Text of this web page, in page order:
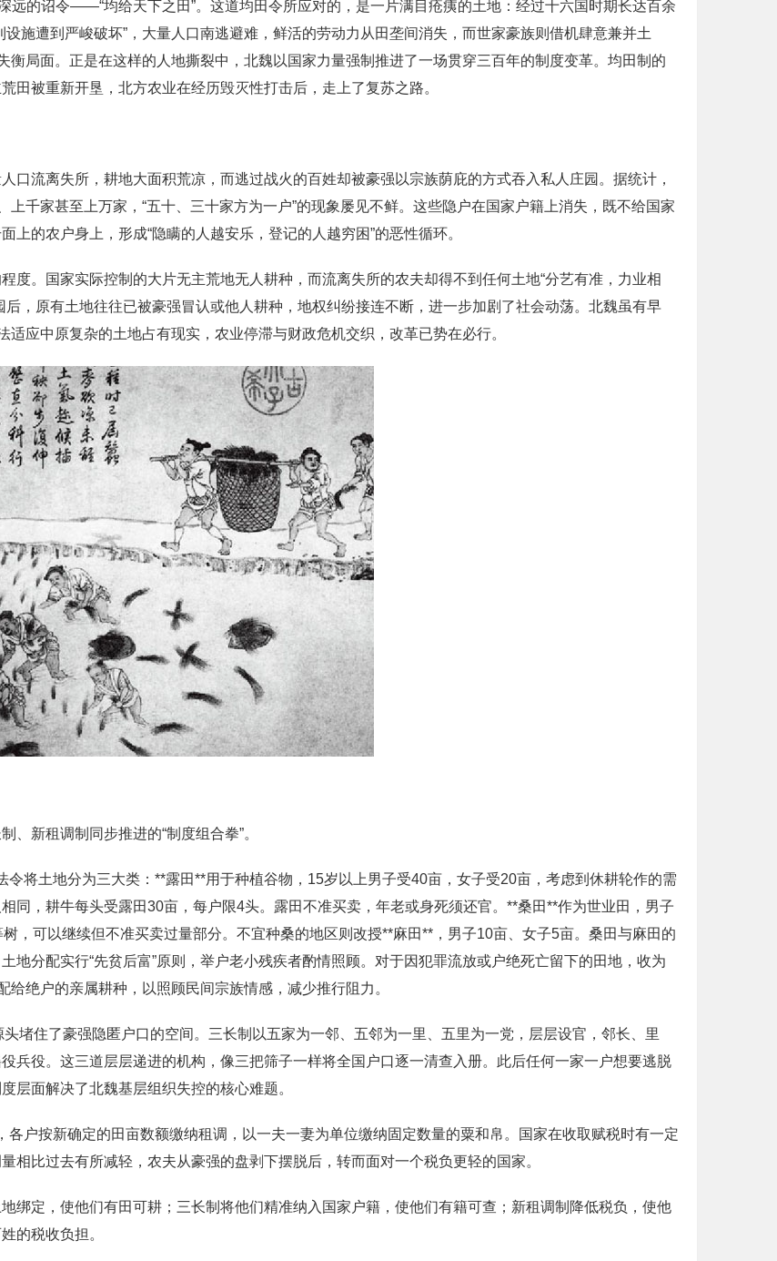
远的诏令——“均给天下之田”。这道均田令所应对的，是一片满目疮痍的土地：经过十六国时期长达百余
施遭到严峻破坏”，大量人口南逃避难，鲜活的劳动力从田垄间消失，而世家豪族则借机肆意兼并土
衡局面。正是在这样的人地撕裂中，北魏以国家力量强制推进了一场贯穿三百年的制度变革。均田制的
田被重新开垦，北方农业在经历毁灭性打击后，走上了复苏之路。
口流离失所，耕地大面积荒凉，而逃过战火的百姓却被豪强以宗族荫庇的方式吞入私人庄园。据统计，
上千家甚至上万家，“五十、三十家方为一户”的现象屡见不鲜。这些隐户在国家户籍上消失，既不给国家
的农户身上，形成“隐瞒的人越安乐，登记的人越穷困”的恶性循环。
度。国家实际控制的大片无主荒地无人耕种，而流离失所的农夫却得不到任何土地“分艺有准，力业相
，原有土地往往已被豪强冒认或他人耕种，地权纠纷接连不断，进一步加剧了社会动荡。北魏虽有早
适应中原复杂的土地占有现实，农业停滞与财政危机交织，改革已势在必行。
新租调制同步推进的“制度组合拳”。
将土地分为三大类：**露田**用于种植谷物，15岁以上男子受40亩，女子受20亩，考虑到休耕轮作的需
同，耕牛每头受露田30亩，每户限4头。露田不准买卖，年老或身死须还官。**桑田**作为世业田，男子
，可以继续但不准买卖过量部分。不宜种桑的地区则改授**麻田**，男子10亩、女子5亩。桑田与麻田的
地分配实行“先贫后富”原则，举户老小残疾者酌情照顾。对于因犯罪流放或户绝死亡留下的田地，收为
绝户的亲属耕种，以照顾民间宗族情感，减少推行阻力。
堵住了豪强隐匿户口的空间。三长制以五家为一邻、五邻为一里、五里为一党，层层设官，邻长、里
兵役。这三道层层递进的机构，像三把筛子一样将全国户口逐一清查入册。此后任何一家一户想要逃脱
层面解决了北魏基层组织失控的核心难题。
户按新确定的田亩数额缴纳租调，以一夫一妻为单位缴纳固定数量的粟和帛。国家在收取赋税时有一定
相比过去有所减轻，农夫从豪强的盘剥下摆脱后，转而面对一个税负更轻的国家。
绑定，使他们有田可耕；三长制将他们精准纳入国家户籍，使他们有籍可查；新租调制降低税负，使他
的税收负担。